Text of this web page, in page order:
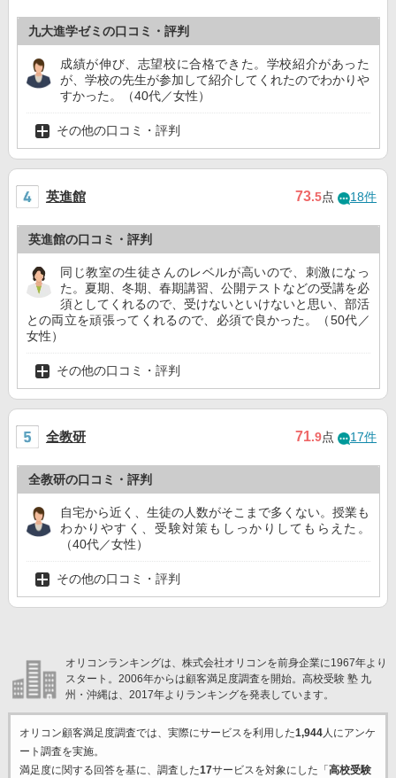
九大進学ゼミの口コミ・評判
成績が伸び、志望校に合格できた。学校紹介があった
が、学校の先生が参加して紹介してくれたのでわかりや
すかった。（40代／女性）
その他の口コミ・評判
英進館 73.5点 18件
英進館の口コミ・評判
同じ教室の生徒さんのレベルが高いので、刺激になっ
た。夏期、冬期、春期講習、公開テストなどの受講を必
須としてくれるので、受けないといけないと思い、部活
との両立を頑張ってくれるので、必須で良かった。（50代／
女性）
その他の口コミ・評判
全教研 71.9点 17件
全教研の口コミ・評判
自宅から近く、生徒の人数がそこまで多くない。授業も
わかりやすく、受験対策もしっかりしてもらえた。
（40代／女性）
その他の口コミ・評判
オリコンランキングは、株式会社オリコンを前身企業に1967年より
スタート。2006年からは顧客満足度調査を開始。高校受験 塾 九
州・沖縄は、2017年よりランキングを発表しています。
オリコン顧客満足度調査では、実際にサービスを利用した1,944人にアンケ
ート調査を実施。
満足度に関する回答を基に、調査した17サービスを対象にした「 高校受験